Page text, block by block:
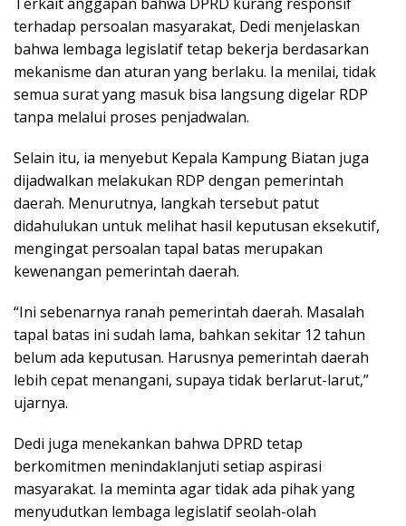
terhadap persoalan masyarakat, Dedi menjelaskan
bahwa lembaga legislatif tetap bekerja berdasarkan
mekanisme dan aturan yang berlaku. Ia menilai, tidak
semua surat yang masuk bisa langsung digelar RDP
tanpa melalui proses penjadwalan.
Selain itu, ia menyebut Kepala Kampung Biatan juga
dijadwalkan melakukan RDP dengan pemerintah
daerah. Menurutnya, langkah tersebut patut
didahulukan untuk melihat hasil keputusan eksekutif,
mengingat persoalan tapal batas merupakan
kewenangan pemerintah daerah.
“Ini sebenarnya ranah pemerintah daerah. Masalah
tapal batas ini sudah lama, bahkan sekitar 12 tahun
belum ada keputusan. Harusnya pemerintah daerah
lebih cepat menangani, supaya tidak berlarut-larut,”
ujarnya.
Dedi juga menekankan bahwa DPRD tetap
berkomitmen menindaklanjuti setiap aspirasi
masyarakat. Ia meminta agar tidak ada pihak yang
menyudutkan lembaga legislatif seolah-olah